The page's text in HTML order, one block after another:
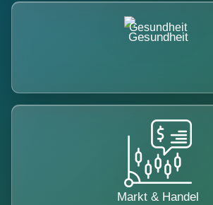
Gesundheit
Markt & Handel